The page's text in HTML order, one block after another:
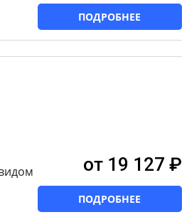
ПОДРОБНЕЕ
от 19 127 ₽
ПОДРОБНЕЕ